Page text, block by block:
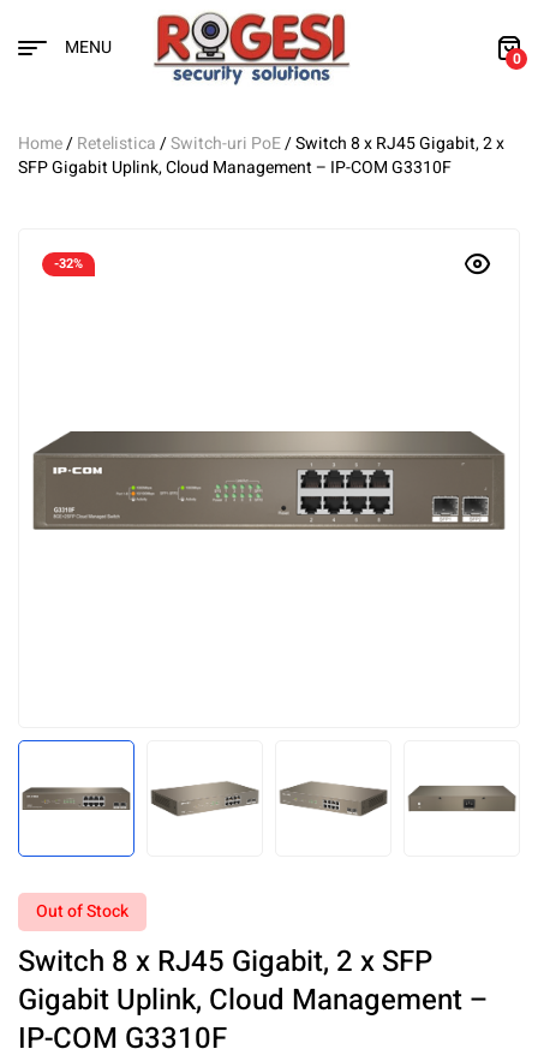
MENU 0
Home/Retelistica/Switch-uri PoE/ Switch 8 x RJ45 Gigabit, 2 x
SFP Gigabit Uplink, Cloud Management – IP-COM G3310F
-32%
Out of Stock
Switch 8 x RJ45 Gigabit, 2 x SFP
Gigabit Uplink, Cloud Management –
IP-COM G3310F